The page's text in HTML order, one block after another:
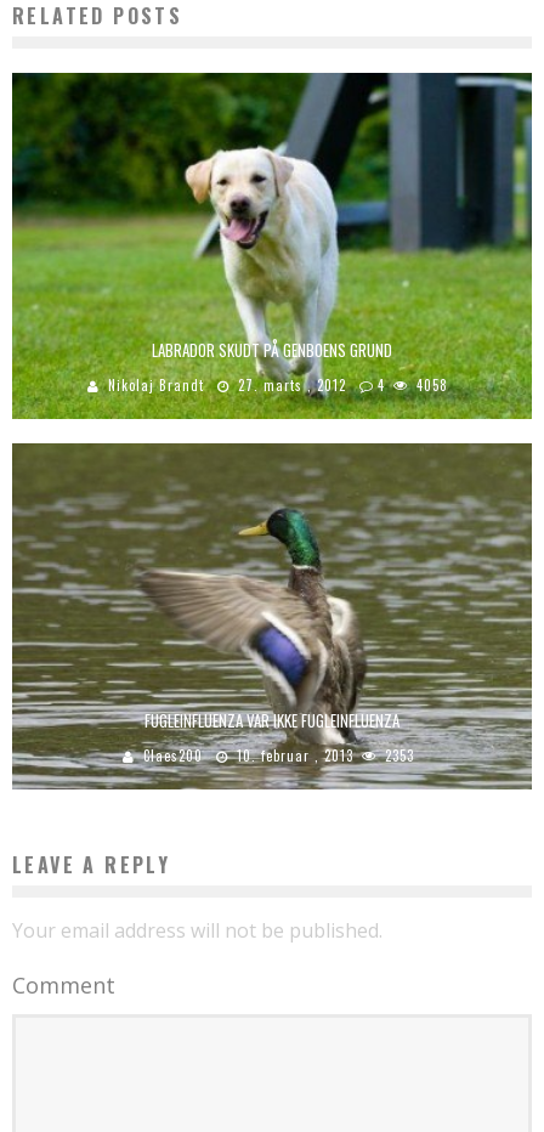
RELATED POSTS
LABRADOR SKUDT PÅ GENBOENS GRUND
Nikolaj Brandt 27. marts , 2012 4 4058
FUGLEINFLUENZA VAR IKKE FUGLEINFLUENZA
Claes200 10. februar , 2013 2353
LEAVE A REPLY
Your email address will not be published.
Comment